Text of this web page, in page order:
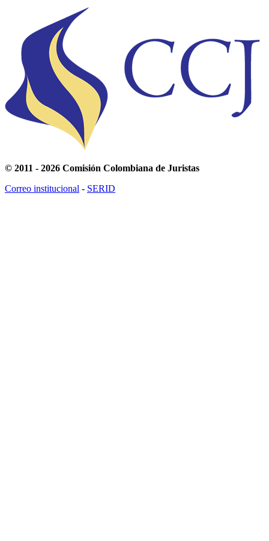
© 2011 - 2026 Comisión Colombiana de Juristas
Correo institucional - SERID